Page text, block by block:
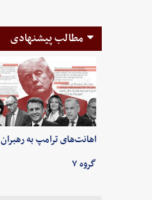
مطالب پیشنهادی
اهانت‌های ترامپ به رهبران
گروه ۷